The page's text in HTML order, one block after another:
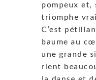
pompeux et,
triomphe
C’est
baume au
une grande
rient